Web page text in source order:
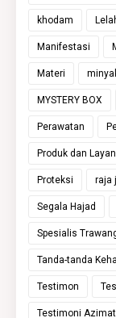
khodam
Manifestasi
Materi
MYSTERY BOX
Perawatan
Produk dan
Proteksi raja
Segala Hajad
Spesialis
Tanda-tanda
Testimon
Testimoni Azimat